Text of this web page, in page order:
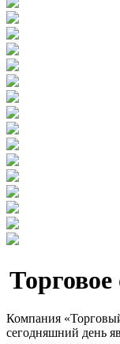
Компания
сегодняшний день